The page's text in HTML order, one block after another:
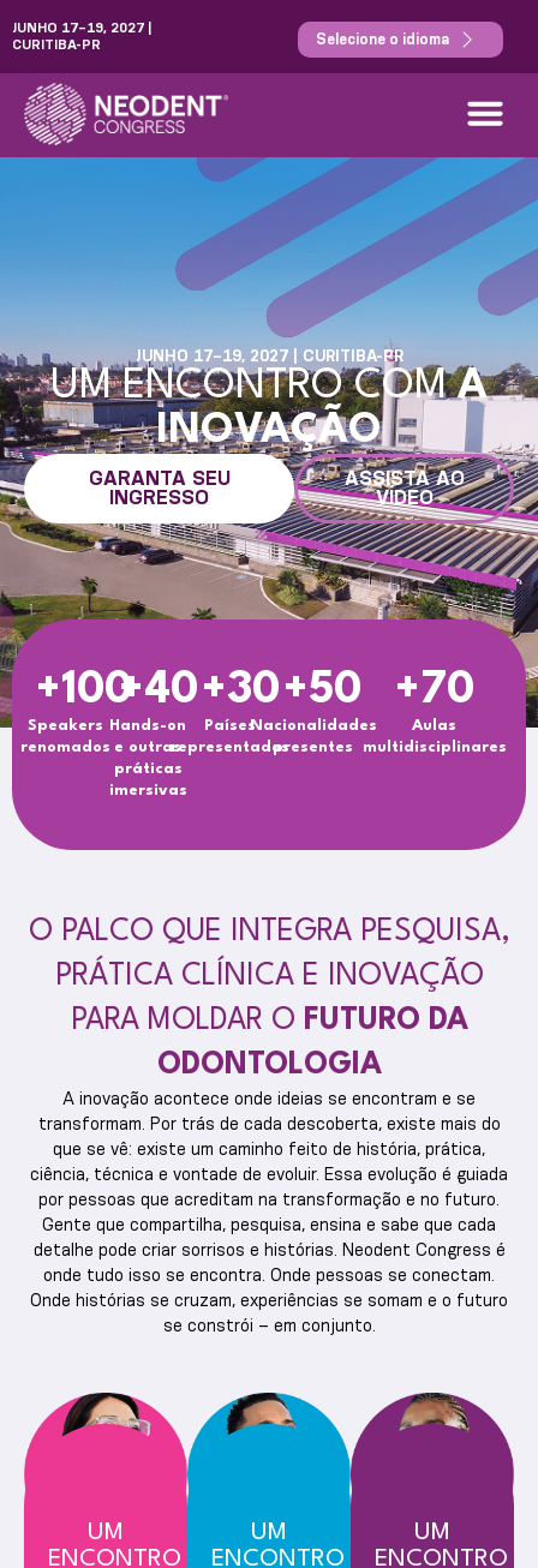
JUNHO 17–19, 2027 |
CURITIBA-PR
Selecione o idioma
JUNHO 17–19, 2027 | CURITIBA-PR
UM ENCONTRO COMA
INOVAÇÃO
GARANTA SEU
INGRESSO
ASSISTA AO
VÍDEO
Speakers
renomados
+100
Hands-on
e outras
práticas
imersivas
+40
Países
representados
+30
Nacionalidades
presentes
+50
Aulas
multidisciplinares
+70
O PALCO QUE INTEGRA PESQUISA,
PRÁTICA CLÍNICA E INOVAÇÃO
PARA MOLDAR O FUTURO DA
ODONTOLOGIA
A inovação acontece onde ideias se encontram e se
transformam. Por trás de cada descoberta, existe mais do
que se vê: existe um caminho feito de história, prática,
ciência, técnica e vontade de evoluir. Essa evolução é guiada
por pessoas que acreditam na transformação e no futuro.
Gente que compartilha, pesquisa, ensina e sabe que cada
detalhe pode criar sorrisos e histórias. Neodent Congress é
onde tudo isso se encontra. Onde pessoas se conectam.
Onde histórias se cruzam, experiências se somam e o futuro
se constrói – em conjunto.
UM
ENCONTRO
UM
ENCONTRO
UM
ENCONTRO